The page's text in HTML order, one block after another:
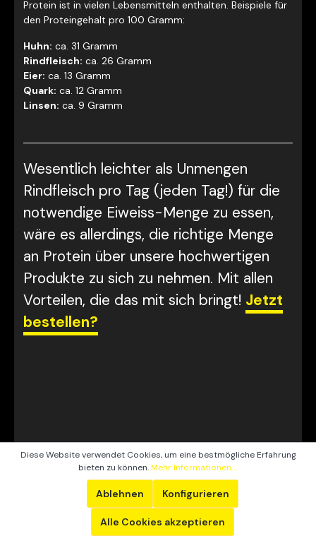
Protein ist in vielen Lebensmitteln enthalten. Beispiele für
den Proteingehalt pro 100 Gramm:
Huhn: ca. 31 Gramm
Rindfleisch: ca. 26 Gramm
Eier: ca. 13 Gramm
Quark: ca. 12 Gramm
Linsen: ca. 9 Gramm
Wesentlich leichter als Unmengen
Rindfleisch pro Tag (jeden Tag!) für die
notwendige Eiweiss-Menge zu essen,
wäre es allerdings, die richtige Menge
an Protein über unsere hochwertigen
Produkte zu sich zu nehmen. Mit allen
Vorteilen, die das mit sich bringt! Jetzt
bestellen?
Diese Website verwendet Cookies, um eine bestmögliche Erfahrung
bieten zu können.Mehr Informationen ...
Ablehnen Konfigurieren
Alle Cookies akzeptieren